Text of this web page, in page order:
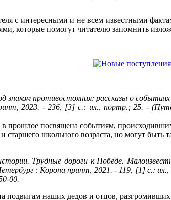
с интересными и не всем известными
которые помогут читателю запомнить
знаком противостояния: рассказы о
2023. - 236, [3] с.: ил., портр.; 25. -
прошлое посвящена событиям,
старшего школьного возраста, но могут быть
Трудные дороги к Победе.
: Корона принт, 2021. - 119, [1] с.:
00.
подвигам наших дедов и отцов,